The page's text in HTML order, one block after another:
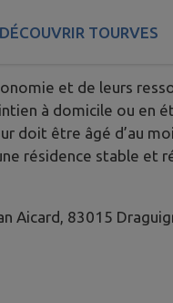
DÉCOUVRIR TOURVES
et de leurs
à domicile ou en
doit être âgé d’au
résidence stable et
Aicard, 83015